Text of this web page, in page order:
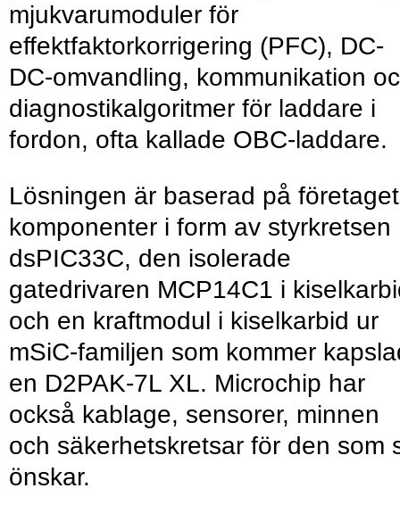
mjukvarumoduler för
effektfaktorkorrigering (PFC), DC-
DC-omvandling, kommunikation
diagnostikalgoritmer för laddare i
fordon, ofta kallade OBC-laddare.
Lösningen är baserad på
komponenter i form av styrkretsen
dsPIC33C, den isolerade
gatedrivaren MCP14C1 i
och en kraftmodul i kiselkarbid ur
mSiC-familjen som kommer
en D2PAK-7L XL. Microchip har
också kablage, sensorer, minnen
och säkerhetskretsar för den som
önskar.